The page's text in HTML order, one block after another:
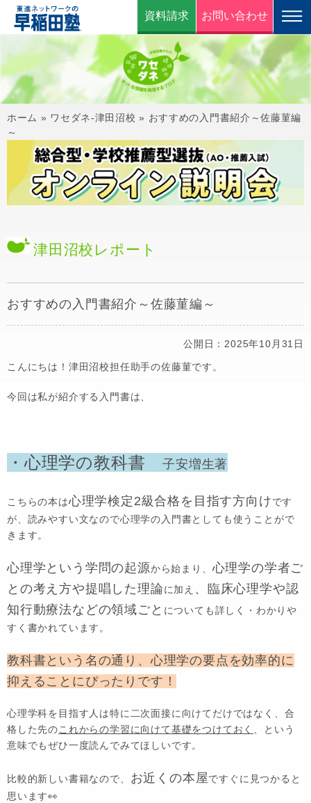
資料請求 お問い合わせ
ホーム » ワセダネ-津田沼校 » おすすめの入門書紹介～佐藤菫編
～
津田沼校 レポート
おすすめの入門書紹介～佐藤菫編～
公開日：2025年10月31日
こんにちは！津田沼校担任助手の佐藤菫です。
今回は私が紹介する入門書は、
・心理学の教科書子安増生著
こちらの本は心理学検定2級合格 を目指す方向けです
が、読みやすい文なので心理学の入門書としても使うことがで
きます。
心理学という学問の起源から始まり、心理学の学者ご
との考え方や提唱した理論に加え 、臨床心理学や認
知行動療法などの領域ごと についても詳しく・わかりや
すく 書かれています。
教科書という名の通り、心理学の要点を効率的に
抑えることにぴったりです！
心理学科を目指す人は特に二次面接に向けてだけではなく、合
格した先のこれからの学習に向けて基礎をつけておく
、という
意味でもぜひ一度読んでみてほしいです。
比較的新しい書籍なので、 お近くの本屋ですぐに見つかると
思います👀